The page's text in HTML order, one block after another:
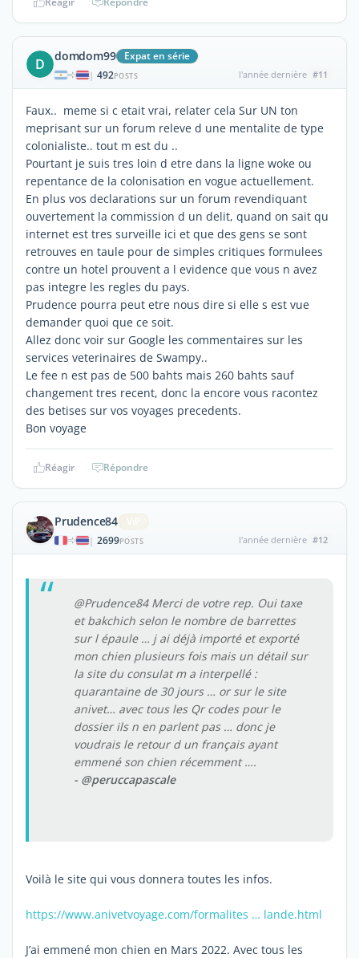
D domdom99 Expat en série
| 492POSTS l'année dernière #11
Faux.. meme si c etait vrai, relater cela Sur UN ton
meprisant sur un forum releve d une mentalite de type
colonialiste.. tout m est du ..
Pourtant je suis tres loin d etre dans la ligne woke ou
repentance de la colonisation en vogue actuellement.
En plus vos declarations sur un forum revendiquant
ouvertement la commission d un delit, quand on sait qu
internet est tres surveille ici et que des gens se sont
retrouves en taule pour de simples critiques formulees
contre un hotel prouvent a l evidence que vous n avez
pas integre les regles du pays.
Prudence pourra peut etre nous dire si elle s est vue
demander quoi que ce soit.
Allez donc voir sur Google les commentaires sur les
services veterinaires de Swampy..
Le fee n est pas de 500 bahts mais 260 bahts sauf
changement tres recent, donc la encore vous racontez
des betises sur vos voyages precedents.
Bon voyage
Réagir Répondre
Prudence84
| 2699POSTS l'année dernière #12
@Prudence84 Merci de votre rep. Oui taxe
et bakchich selon le nombre de barrettes
sur l épaule … j ai déjà importé et exporté
mon chien plusieurs fois mais un détail sur
la site du consulat m a interpellé :
quarantaine de 30 jours … or sur le site
anivet… avec tous les Qr codes pour le
dossier ils n en parlent pas … donc je
voudrais le retour d un français ayant
emmené son chien récemment ….
- @peruccapascale
Voilà le site qui vous donnera toutes les infos.
https://www.anivetvoyage.com/formalites … lande.html
J’ai emmené mon chien en Mars 2022. Avec tous les